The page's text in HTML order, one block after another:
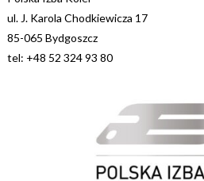
ul. J. Karola Chodkiewicza 17
85-065 Bydgoszcz
tel: +48 52 324 93 80